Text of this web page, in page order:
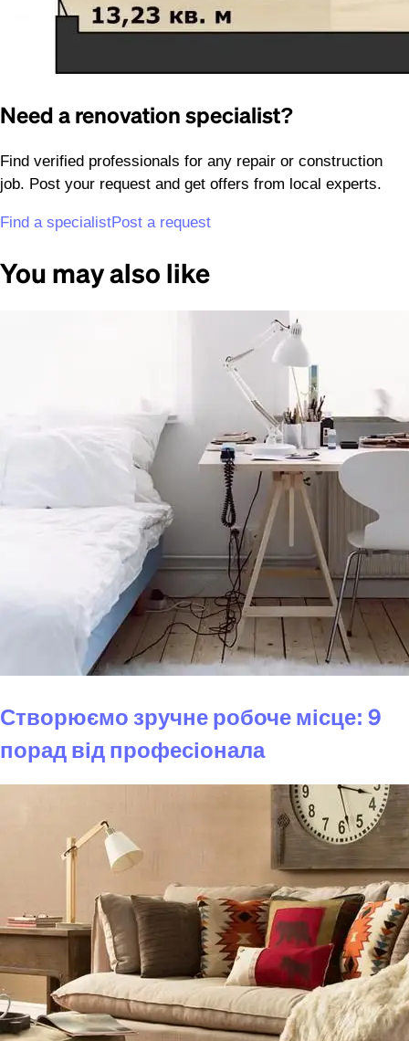
Need a renovation specialist?
Find verified professionals for any repair or construction
job. Post your request and get offers from local experts.
Find a specialistPost a request
You may also like
Створюємо зручне робоче місце: 9
порад від професіонала